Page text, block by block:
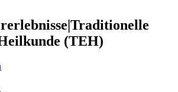
(TEH)